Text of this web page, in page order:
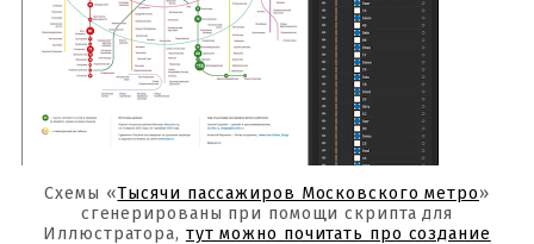
Схемы «Тысячи пассажиров Московского метро»
сгенерированы при помощи скрипта для
Иллюстратора, тут можно почитать про создание